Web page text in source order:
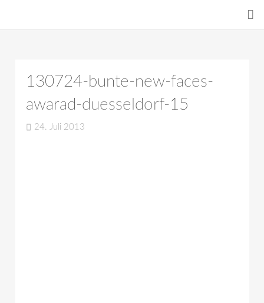
130724-bunte-new-faces-
awarad-duesseldorf-15
24. Juli 2013